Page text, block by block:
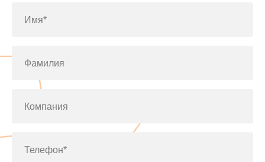
Имя*
Фамилия
Компания
Телефон*